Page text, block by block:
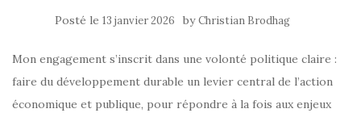
Posté le 13 janvier 2026 byChristian Brodhag
Mon engagement s’inscrit dans une volonté politique claire :
faire du développement durable un levier central de l’action
économique et publique, pour répondre à la fois aux enjeux